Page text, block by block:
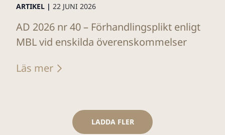
ARTIKEL | 22 JUNI 2026
AD 2026 nr 40 – Förhandlingsplikt enligt
MBL vid enskilda överenskommelser
Läs mer
LADDA FLER